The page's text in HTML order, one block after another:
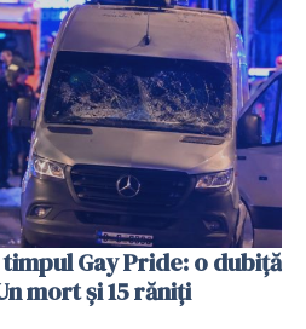
Gay Pride: o dubiță
mort și 15 răniți